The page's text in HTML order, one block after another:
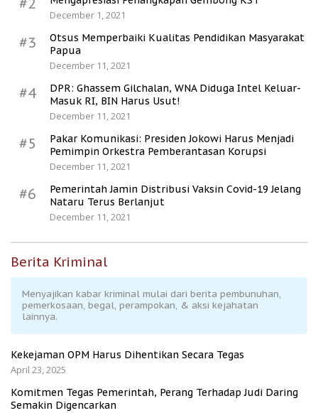
#2
December 1, 2021
#3
Otsus Memperbaiki Kualitas Pendidikan Masyarakat
Papua
December 11, 2021
#4
DPR: Ghassem Gilchalan, WNA Diduga Intel Keluar-
Masuk RI, BIN Harus Usut!
December 11, 2021
#5
Pakar Komunikasi: Presiden Jokowi Harus Menjadi
Pemimpin Orkestra Pemberantasan Korupsi
December 11, 2021
#6
Pemerintah Jamin Distribusi Vaksin Covid-19 Jelang
Nataru Terus Berlanjut
December 11, 2021
Berita Kriminal
Menyajikan kabar kriminal mulai dari berita pembunuhan,
pemerkosaan, begal, perampokan, & aksi kejahatan
lainnya.
Kekejaman OPM Harus Dihentikan Secara Tegas
April 23, 2025
Komitmen Tegas Pemerintah, Perang Terhadap Judi Daring
Semakin Digencarkan